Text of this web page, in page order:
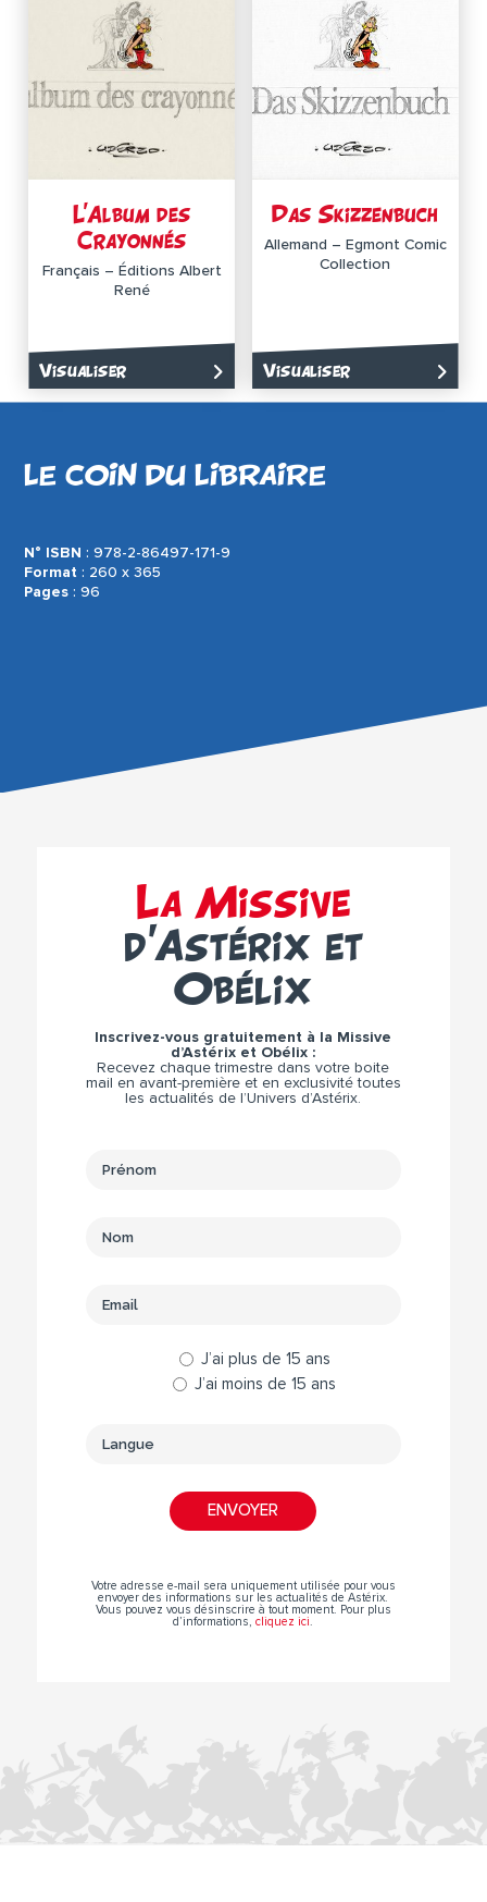
L’Album des
Crayonnés
Français – Éditions Albert
René
Visualiser
Das Skizzenbuch
Allemand – Egmont Comic
Collection
Visualiser
LE COIN DU LIBRAIRE
N° ISBN : 978-2-86497-171-9
Format : 260 x 365
Pages : 96
La Missive
d’Astérix et
Obélix
Inscrivez-vous gratuitement à la Missive
d’Astérix et Obélix :
Recevez chaque trimestre dans votre boite
mail en avant-première et en exclusivité toutes
les actualités de l’Univers d’Astérix.
J’ai plus de 15 ans
J’ai moins de 15 ans
Votre adresse e-mail sera uniquement utilisée pour vous
envoyer des informations sur les actualités de Astérix.
Vous pouvez vous désinscrire à tout moment. Pour plus
d’informations,cliquez ici.